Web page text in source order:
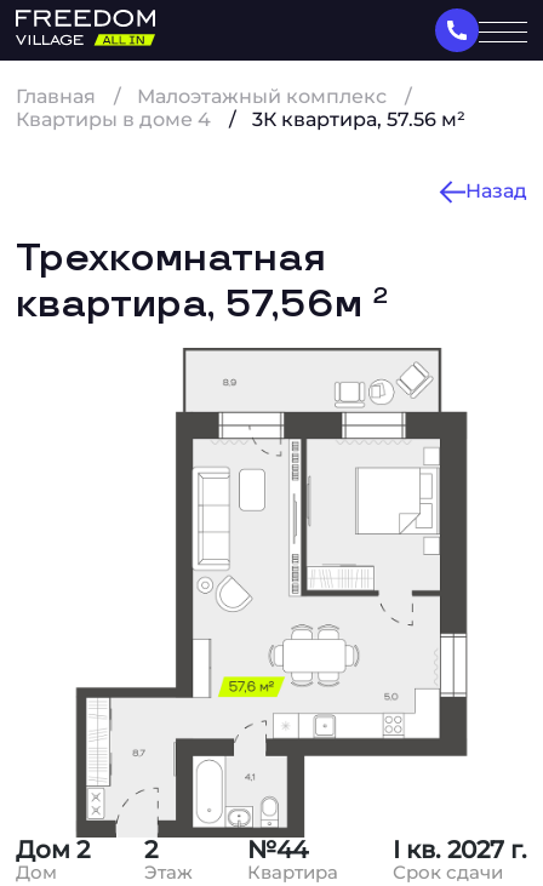
Главная
Малоэтажный комплекс
Квартиры в доме 4
3К квартира, 57.56 м²
Назад
Трехкомнатная
квартира, 57,56м 2
Дом 2
Дом
2
Этаж
№44
Квартира
I кв. 2027 г.
Срок сдачи